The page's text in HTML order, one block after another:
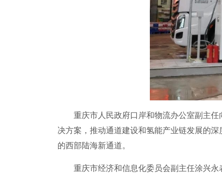
重庆市人民政府口岸和物流办公室副主任
决方案，推动通道建设和氢能产业链发展的
的西部陆海新通道。
重庆市经济和信息化委员会副主任涂兴永